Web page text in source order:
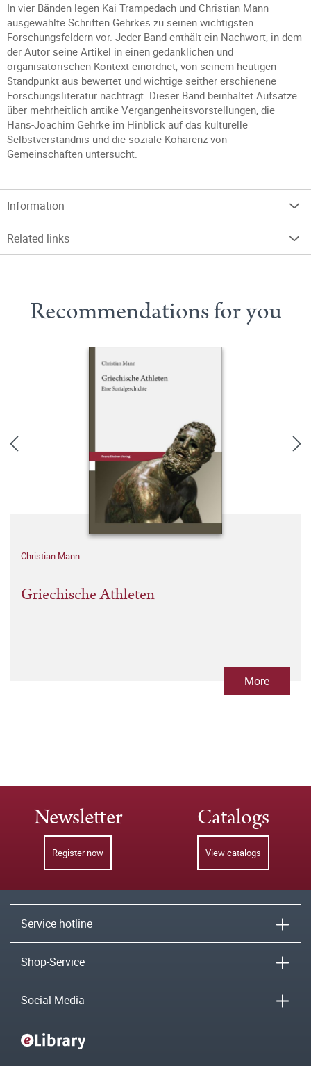
In vier Bänden legen Kai Trampedach und Christian Mann
ausgewählte Schriften Gehrkes zu seinen wichtigsten
Forschungsfeldern vor. Jeder Band enthält ein Nachwort, in dem
der Autor seine Artikel in einen gedanklichen und
organisatorischen Kontext einordnet, von seinem heutigen
Standpunkt aus bewertet und wichtige seither erschienene
Forschungsliteratur nachträgt. Dieser Band beinhaltet Aufsätze
über mehrheitlich antike Vergangenheitsvorstellungen, die
Hans-Joachim Gehrke im Hinblick auf das kulturelle
Selbstverständnis und die soziale Kohärenz von
Gemeinschaften untersucht.
Information
Related links
Recommendations for you
Christian Mann
Griechische Athleten
More
Newsletter
Register now
Catalogs
View catalogs
Service hotline
Shop-Service
Social Media